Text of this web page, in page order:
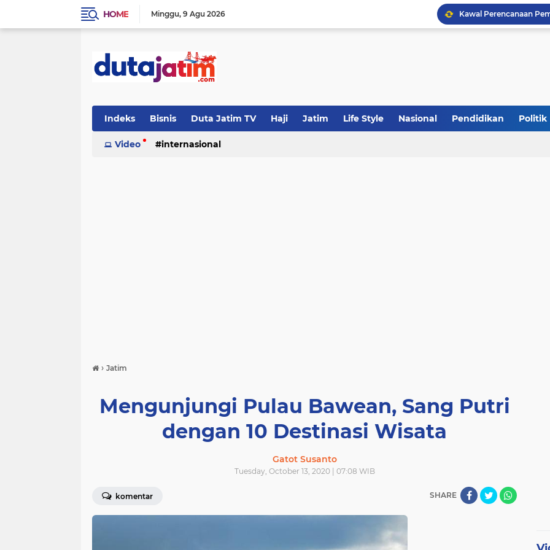
HOME Minggu 9 Agu 2026
Indeks Bisnis Duta Jatim TV Haji Jatim Life Style Nasional Pendidikan Politik
Video internasional
› Jatim
Mengunjungi Pulau Bawean, Sang Putri
dengan 10 Destinasi Wisata
Gatot Susanto
Tuesday, October 13, 2020 | 07:08 WIB
komentar SHARE